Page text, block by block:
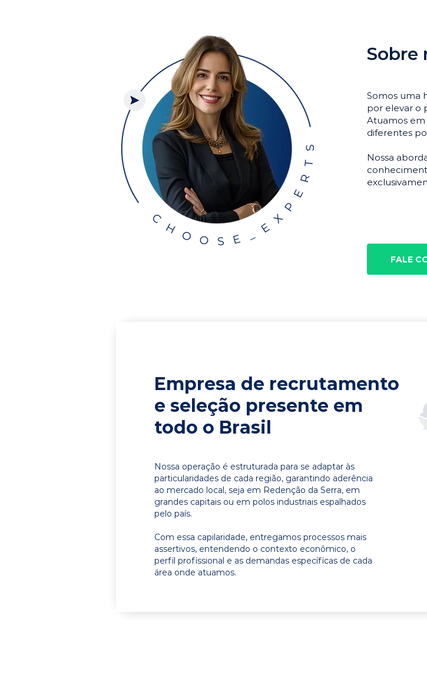
Sobre
Somos uma
por elevar o
Atuamos em
diferentes
Nossa
FALE
Empresa de recrutamento
e seleção presente em
todo o Brasil
Nossa operação é estruturada para se adaptar às
particularidades de cada região, garantindo aderência
ao mercado local, seja em Redenção da Serra, em
grandes capitais ou em polos industriais espalhados
pelo país.
Com essa capilaridade, entregamos processos mais
assertivos, entendendo o contexto econômico, o
perfil profissional e as demandas específicas de cada
área onde atuamos.